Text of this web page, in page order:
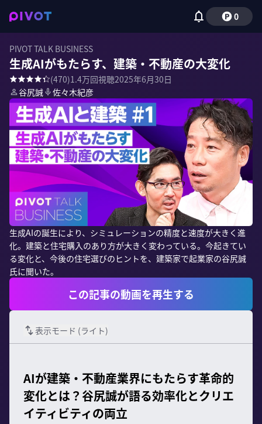
0
PIVOT TALK BUSINESS
生成AIがもたらす、建築・不動産の大変化
(470)1.4万回視聴2025年6月30日
谷尻誠
佐々木紀彦
生成AIの誕生により、シミュレーションの精度と速度が大きく進
化。建築と住宅購入のあり方が大きく変わっている。今起きてい
る変化と、今後の住宅選びのヒントを、建築家で起業家の谷尻誠
氏に聞いた。
この記事の動画を再生する
表示モード (ライト)
AIが建築・不動産業界にもたらす革命的
変化とは？谷尻誠が語る効率化とクリエ
イティビティの両立